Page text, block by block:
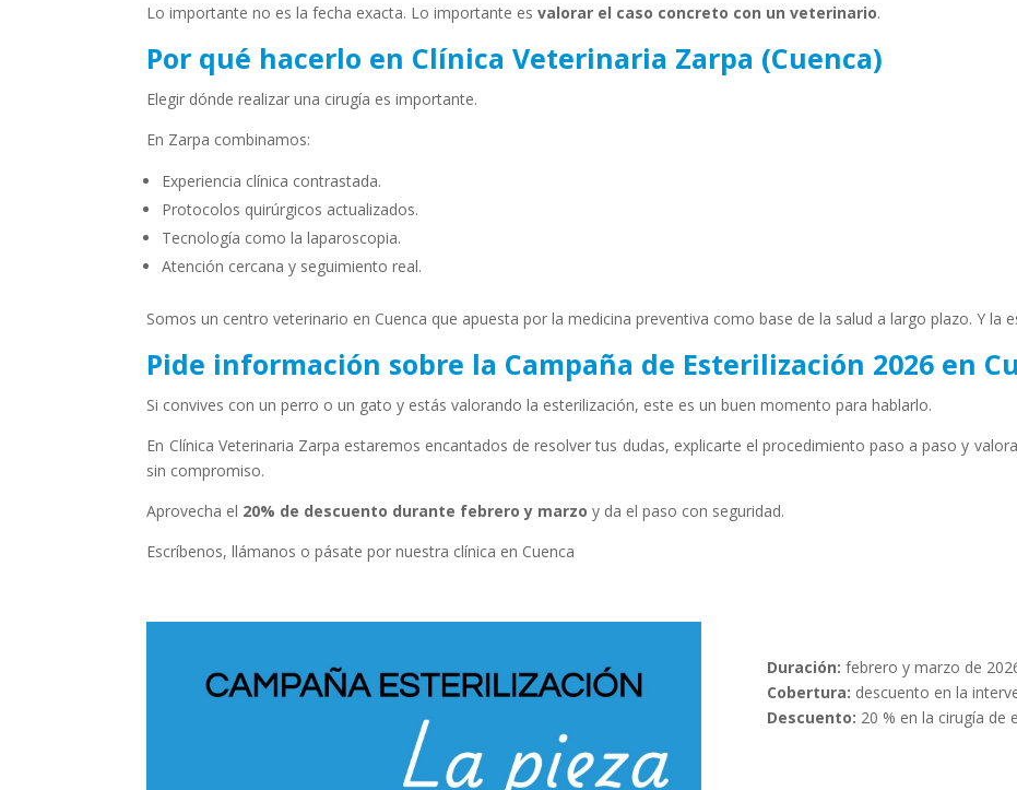
Lo importante no es la fecha exacta. Lo importante esvalorar el caso concreto con un veterinario.
Por qué hacerlo en Clínica Veterinaria Zarpa (Cuenca)
Elegir dónde realizar una cirugía es importante.
En Zarpa combinamos:
Experiencia clínica contrastada.
Protocolos quirúrgicos actualizados.
Tecnología como la laparoscopia.
Atención cercana y seguimiento real.
Somos un centro veterinario en Cuenca que apuesta por la medicina preventiva como base de la salud a largo plazo. Y la
Pide información sobre la Campaña de Esterilización 2026 en
Si convives con un perro o un gato y estás valorando la esterilización, este es un buen momento para hablarlo.
En Clínica Veterinaria Zarpa estaremos encantados de resolver tus dudas, explicarte el procedimiento paso a paso y
sin compromiso.
Aprovecha el 20% de descuento durante febrero y marzo y da el paso con seguridad.
Escríbenos, llámanos o pásate por nuestra clínica en Cuenca
Duración: febrero y marzo de
Cobertura: descuento en la
Descuento: 20 % en la cirugía de